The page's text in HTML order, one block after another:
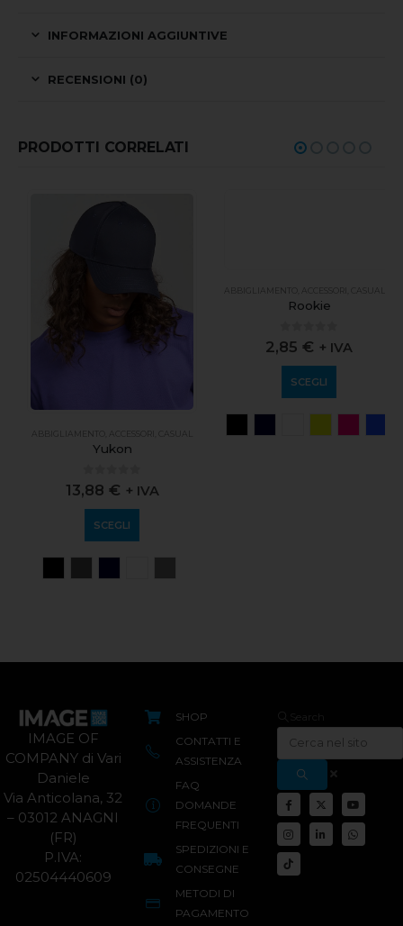
INFORMAZIONI AGGIUNTIVE
RECENSIONI (0)
PRODOTTI CORRELATI
ABBIGLIAMENTO ACCESSORI , CASUAL
Yukon
0 out of 5
13,88€ + IVA
SCEGLI
ABBIGLIAMENTO ACCESSORI ,CASUAL,
IMAGE OF
COMPANY di Vari
Daniele
Via Anticolana, 32
– 03012 ANAGNI
(FR)
P.IVA:
02504440609
SHOP
CONTATTI E
ASSISTENZA
FAQ
DOMANDE
FREQUENTI
SPEDIZIONI E
CONSEGNE
METODI DI
PAGAMENTO